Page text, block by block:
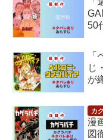
50
じ
が
漫
図